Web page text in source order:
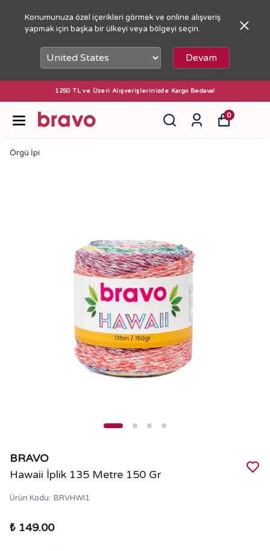
Konumunuza özel içerikleri görmek ve online alışveriş
yapmak için başka bir ülkeyi veya bölgeyi seçin.
Devam
1250 TL ve Üzeri Alışverişlerinizde Kargo Bedava!
0
Örgü İpi
BRAVO
Hawaii İplik 135 Metre 150 Gr
Ürün Kodu: BRVHWI1
₺ 149.00